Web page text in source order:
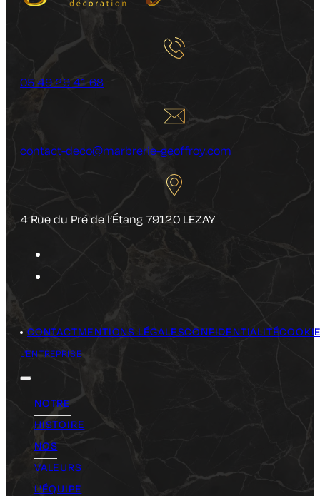
05 49 29 41 68
contact-deco@marbrerie-geoffroy.com
4 Rue du Pré de l’Étang 79120 LEZAY
L'ENTREPRISE
NOTRE
HISTOIRE
NOS
VALEURS
L'ÉQUIPE
CONTACTMENTIONS LÉGALESCONFIDENTIALITÉ